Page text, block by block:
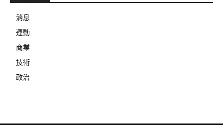
消息
運動
商業
技術
政治